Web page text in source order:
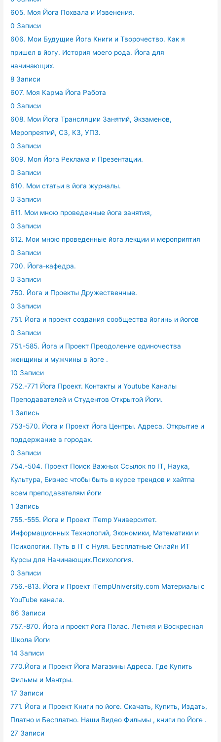
605. Моя Йога Похвала и Извенения.
0 Записи
606. Мои Будущие Йога Книги и Творочество. Как я
пришел в йогу. История моего рода. Йога для
начинающих.
8 Записи
607. Моя Карма Йога Работа
0 Записи
608. Мои Йога Трансляции Занятий, Экзаменов,
Меропреятий, СЗ, КЗ, УПЗ.
0 Записи
609. Моя Йога Реклама и Презентации.
0 Записи
610. Мои статьи в йога журналы.
0 Записи
611. Мои мною проведенные йога занятия,
0 Записи
612. Мои мною проведенные йога лекции и мероприятия
0 Записи
700. Йога-кафедра.
0 Записи
750. Йога и Проекты Дружественные.
0 Записи
751. Йога и проект создания сообщества йогинь и йогов
0 Записи
751.-585. Йога и Проект Преодоление одиночества
женщины и мужчины в йоге .
10 Записи
752.-771 Йога Проект. Контакты и Youtube Каналы
Преподавателей и Студентов Открытой Йоги.
1 Запись
753-570. Йога и Проект Йога Центры. Адреса. Открытие и
поддержание в городах.
0 Записи
754.-504. Проект Поиск Важных Ссылок по IT, Наука,
Культура, Бизнес чтобы быть в курсе трендов и хайтпа
всем преподавателям йоги
1 Запись
755.-555. Йога и Проект iTemp Университет.
Информационных Технологий, Экономики, Математики и
Психологии. Путь в IT с Нуля. Бесплатные Онлайн ИТ
Курсы для Начинающих.Психология.
0 Записи
756.-813. Йога и Проект iTempUniversity.com Материалы с
YouTube канала.
66 Записи
757.-870. Йога и проект йога Пэлас. Летняя и Воскресная
Школа Йоги
14 Записи
770.Йога и Проект Йога Магазины Адреса. Где Купить
Фильмы и Мантры.
17 Записи
771. Йога и Проект Книги по йоге. Скачать, Купить, Издать,
Платно и Бесплатно. Наши Видео Фильмы , книги по Йоге .
27 Записи